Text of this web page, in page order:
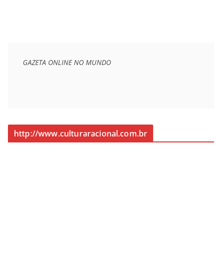
GAZETA ONLINE NO MUNDO
http://www.culturaracional.com.br